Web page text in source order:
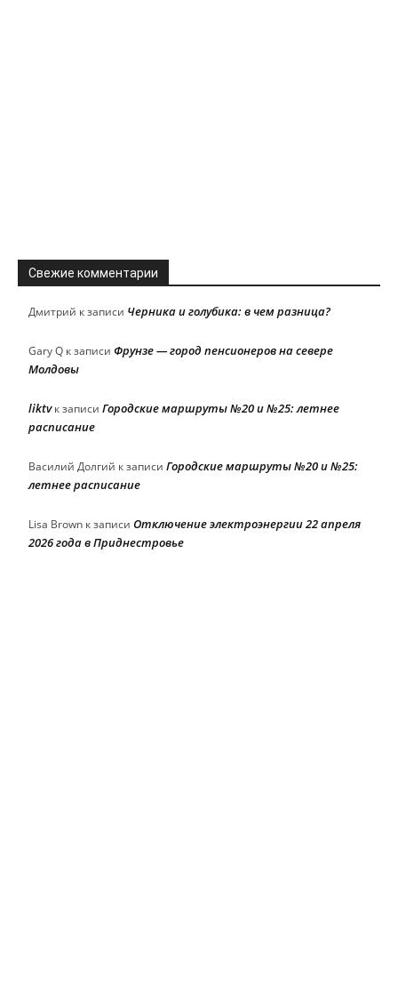
Свежие комментарии
Дмитрий к записи Черника и голубика: в чем разница?
Gary Q к записи Фрунзе — город пенсионеров на севере
Молдовы
liktvк записи Городские маршруты №20 и №25: летнее
расписание
Василий Долгий к записи Городские маршруты №20 и №25:
летнее расписание
Lisa Brown к записи Отключение электроэнергии 22 апреля
2026 года в Приднестровье